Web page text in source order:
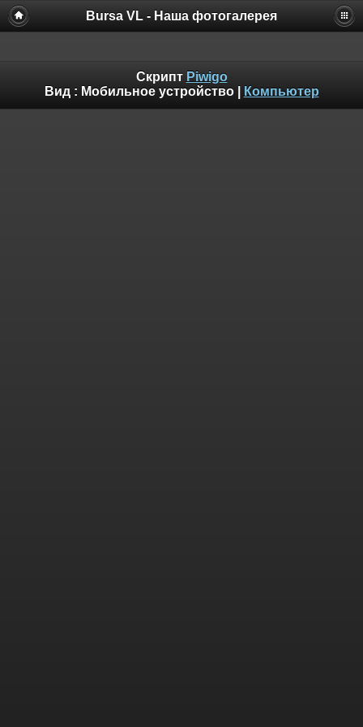
Bursa VL - Наша фотогалерея
Скрипт Piwigo
Вид : Мобильное устройство| Компьютер